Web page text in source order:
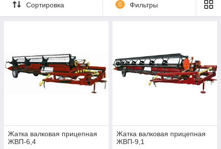
Сортировка 0 Фильтры
Жатка валковая прицепная
ЖВП-6,4
Жатка валковая прицепная
ЖВП-9,1